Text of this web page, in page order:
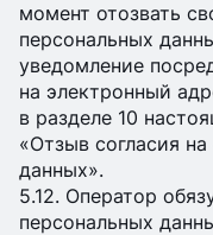
момент отозвать
персональных
уведомление
на электронный
в разделе 10
«Отзыв согласия
данных».
5.12. Оператор
персональных